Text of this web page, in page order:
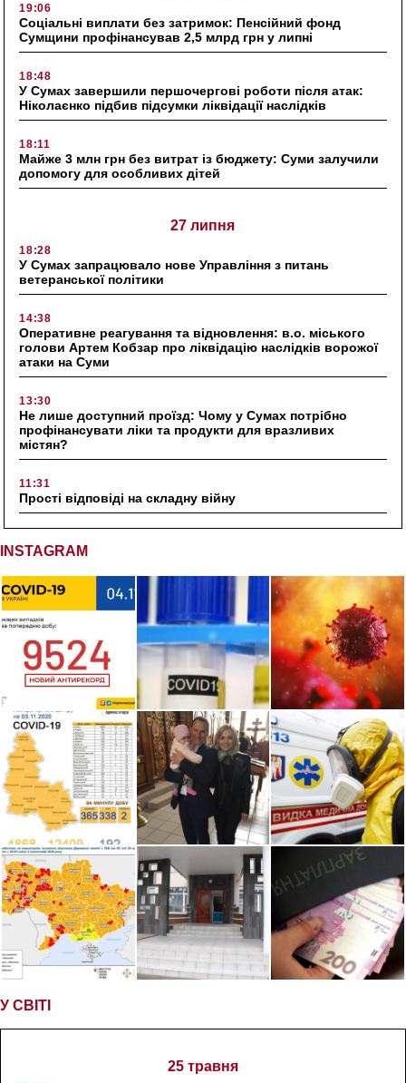
19:06
Соціальні виплати без затримок: Пенсійний фонд
Сумщини профінансував 2,5 млрд грн у липні
18:48
У Сумах завершили першочергові роботи після атак:
Ніколаєнко підбив підсумки ліквідації наслідків
18:11
Майже 3 млн грн без витрат із бюджету: Суми залучили
допомогу для особливих дітей
27 липня
18:28
У Сумах запрацювало нове Управління з питань
ветеранської політики
14:38
Оперативне реагування та відновлення: в.о. міського
голови Артем Кобзар про ліквідацію наслідків ворожої
атаки на Суми
13:30
Не лише доступний проїзд: Чому у Сумах потрібно
профінансувати ліки та продукти для вразливих
містян?
11:31
Прості відповіді на складну війну
INSTAGRAM
У СВІТІ
25 травня